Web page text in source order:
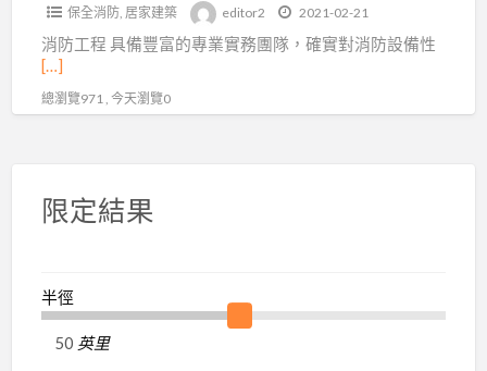
保全消防, 居家建築 editor2 2021-02-21
消防工程 具備豐富的專業實務團隊，確實對消防設備性
[…]
總瀏覽971 , 今天瀏覽0
限定結果
半徑
英里